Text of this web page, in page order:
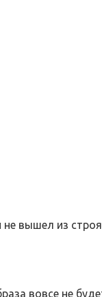
вышел из
вовсе не